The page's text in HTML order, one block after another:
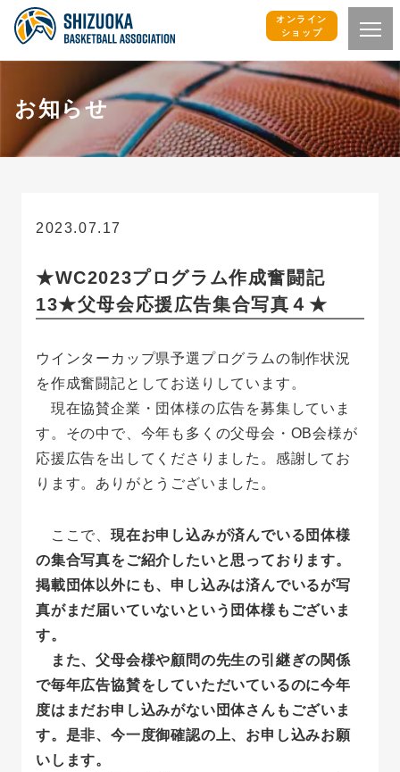
オンライン
ショップ
お知らせ
2023.07.17
★WC2023プログラム作成奮闘記
13★父母会応援広告集合写真４★
ウインターカップ県予選プログラムの制作状況
を作成奮闘記としてお送りしています。
現在協賛企業・団体様の広告を募集していま
す。その中で、今年も多くの父母会・ОB会様が
応援広告を出してくださりました。感謝してお
ります。ありがとうございました。
ここで、 現在お申し込みが済んでいる団体様
の集合写真をご紹介したいと思っております。
掲載団体以外にも、申し込みは済んでいるが写
真がまだ届いていないという団体様もございま
す。
また、父母会様や顧問の先生の引継ぎの関係
で毎年広告協賛をしていただいているのに今年
度はまだお申し込みがない団体さんもございま
す。是非、今一度御確認の上、お申し込みお願
いします。